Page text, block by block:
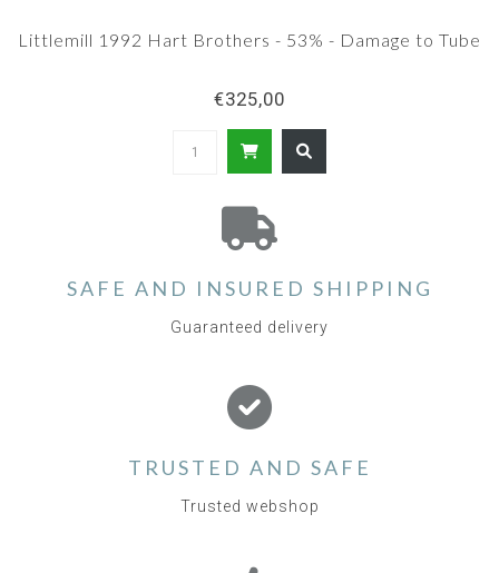
Littlemill 1992 Hart Brothers - 53% - Damage to Tube
€325,00
SAFE AND INSURED SHIPPING
Guaranteed delivery
TRUSTED AND SAFE
Trusted webshop